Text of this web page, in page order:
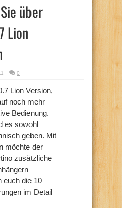
über
Lion
0
Lion Version,
noch mehr
Bedienung.
es sowohl
geben. Mit
möchte der
zusätzliche
euch die 10
im Detail